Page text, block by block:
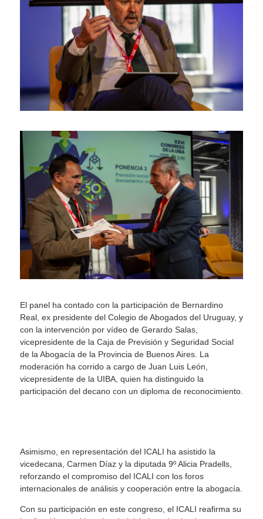
El panel ha contado con la participación de Bernardino
Real, ex presidente del Colegio de Abogados del Uruguay, y
con la intervención por vídeo de Gerardo Salas,
vicepresidente de la Caja de Previsión y Seguridad Social
de la Abogacía de la Provincia de Buenos Aires. La
moderación ha corrido a cargo de Juan Luis León,
vicepresidente de la UIBA, quien ha distinguido la
participación del decano con un diploma de reconocimiento.
Asimismo, en representación del ICALI ha asistido la
vicedecana, Carmen Díaz y la diputada 9º Alicia Pradells,
reforzando el compromiso del ICALI con los foros
internacionales de análisis y cooperación entre la abogacía.
Con su participación en este congreso, el ICALI reafirma su